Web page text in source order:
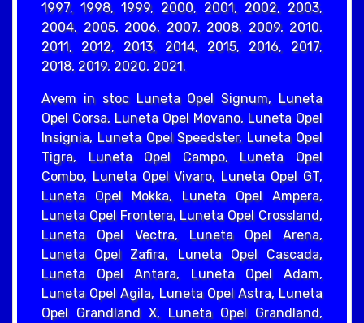
1997, 1998, 1999, 2000, 2001, 2002, 2003,
2004, 2005, 2006, 2007, 2008, 2009, 2010,
2011, 2012, 2013, 2014, 2015, 2016, 2017,
2018, 2019, 2020, 2021.
Avem in stoc Luneta Opel Signum, Luneta
Opel Corsa, Luneta Opel Movano, Luneta Opel
Insignia, Luneta Opel Speedster, Luneta Opel
Tigra, Luneta Opel Campo, Luneta Opel
Combo, Luneta Opel Vivaro, Luneta Opel GT,
Luneta Opel Mokka, Luneta Opel Ampera,
Luneta Opel Frontera, Luneta Opel Crossland,
Luneta Opel Vectra, Luneta Opel Arena,
Luneta Opel Zafira, Luneta Opel Cascada,
Luneta Opel Antara, Luneta Opel Adam,
Luneta Opel Agila, Luneta Opel Astra, Luneta
Opel Grandland X, Luneta Opel Grandland,